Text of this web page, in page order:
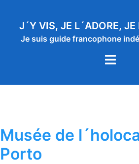
contenuJ´Y VIS, JE L´ADORE, JE
Je suis guide francophone
Ouvrir/
Musée de
Porto